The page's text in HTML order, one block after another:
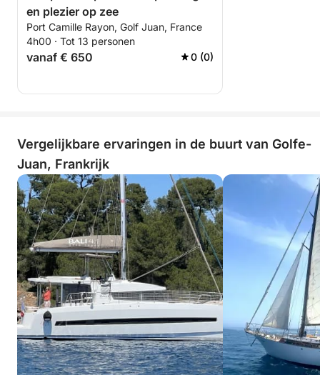
en plezier op zee
Port Camille Rayon, Golf Juan, France
4h00 · Tot 13 personen
vanaf € 650 0 (0)
Vergelijkbare ervaringen in de buurt van Golfe-
Juan, Frankrijk